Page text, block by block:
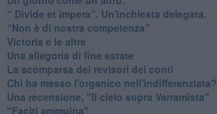
​“ Divide et impera”. Un'inchiesta delegata.
“Non è di nostra competenza”
​Victoria e le altre
Una allegoria di fine estate
La scomparsa dei revisori dei conti
Chi ha messo l'organico nell'indifferenziata?
Una recensione, "Il cielo sopra Varramista"
​"Faciti ammuina"